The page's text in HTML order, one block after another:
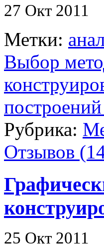
27 Окт 2011
Метки:
Выбор
Рубрика:
Отзывов
25 Окт 2011